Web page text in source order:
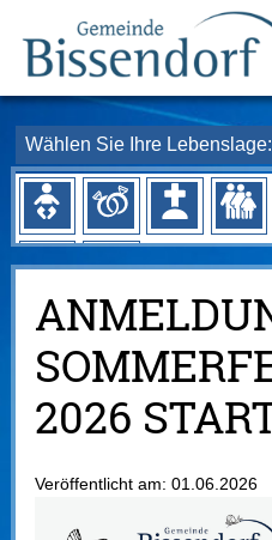
Wählen Sie Ihre Lebenslage:
2026
Veröffentlicht am: 01.06.2026